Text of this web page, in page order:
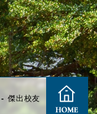
傑出校友